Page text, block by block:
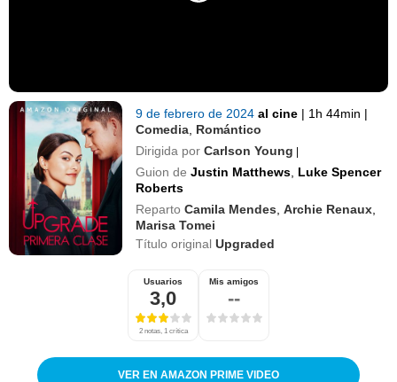
9 de febrero de 2024al cine | 1h 44min |
Comedia Romántico
Dirigida por Carlson Young |
Guion de Justin Matthews Luke Spencer
Roberts
Reparto Camila Mendes ,Archie Renaux
Marisa Tomei
Título originalUpgraded
Usuarios
3,0
2 notas, 1 crítica
Mis amigos
--
VER EN AMAZON PRIME VIDEO